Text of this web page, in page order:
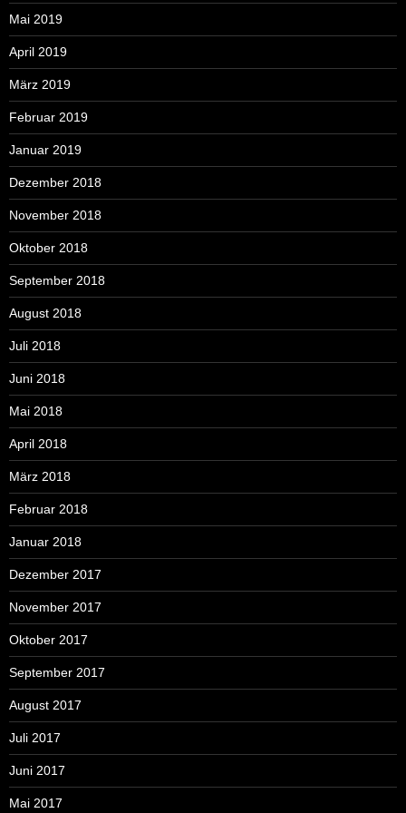
Mai 2019
April 2019
März 2019
Februar 2019
Januar 2019
Dezember 2018
November 2018
Oktober 2018
September 2018
August 2018
Juli 2018
Juni 2018
Mai 2018
April 2018
März 2018
Februar 2018
Januar 2018
Dezember 2017
November 2017
Oktober 2017
September 2017
August 2017
Juli 2017
Juni 2017
Mai 2017